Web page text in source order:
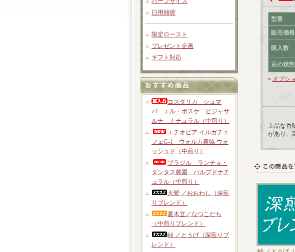
日用雑貨
限定ロースト
プレゼント企画
ギフト対応
コスタリカ シュマ
バ エル・ボスケ ビジャサ
ルチ ナチュラル（中煎り）
エチオピア イルガチェ
フェG-1 ウォルカ農協 ウォ
ッシュド（中煎り）
ブラジル ランチョ・
ダンタス農園 パルプドナチ
ュラル（中煎り）
大鷲 ／おおわし（深煎
りブレンド）
夏木立／なつこだち
（中煎りブレンド）
峠 ／とうげ（深煎りブ
レンド）
型番
販売価格
購入数
豆の状態
» オプシ
上品な香
があり、